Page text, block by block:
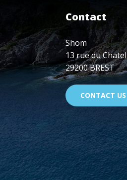
Contact
Shom
13 rue du
29200 BREST
CONTACT US